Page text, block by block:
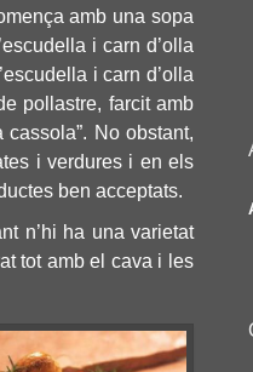
amb una sopa
i carn d’olla
i carn d’olla
pollastre, farcit amb
No obstant,
i verdures i en els
ben acceptats.
n’hi ha una varietat
tot amb el cava i les